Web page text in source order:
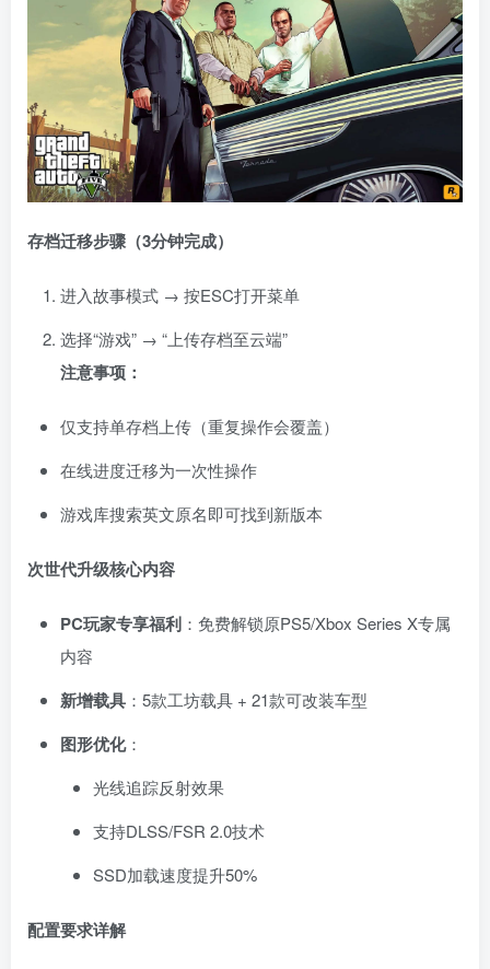
热度 1687热度
关注 关注
存档迁移步骤（3分钟完成）
进入故事模式 → 按ESC打开菜单
选择“游戏” → “上传存档至云端”
注意事项：
仅支持单存档上传（重复操作会覆盖）
在线进度迁移为一次性操作
游戏库搜索英文原名即可找到新版本
次世代升级核心内容
PC玩家专享福利 ：免费解锁原PS5/Xbox Series X专属
内容
新增载具 ：5款工坊载具 + 21款可改装车型
图形优化：
光线追踪反射效果
支持DLSS/FSR 2.0技术
SSD加载速度提升50%
配置要求详解